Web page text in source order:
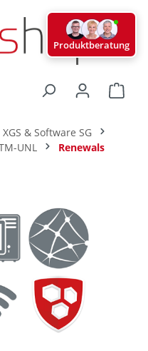
& Software SG
UNL Renewals
Produktberatung